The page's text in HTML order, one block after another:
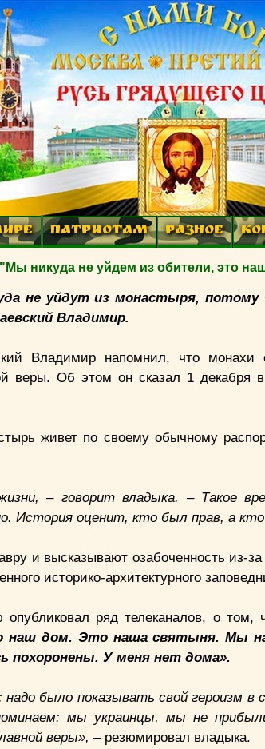
ПАТРИОТАМ РАЗНОЕ
никуда не уйдем из обители, это
не уйдут из монастыря,
Владимир.
Владимир напомнил, что монахи
веры. Об этом он сказал 1 декабря
живет по своему обычному
– говорит владыка. – Такое
История оценит, кто был прав, а кто
и высказывают озабоченность из-
историко-архитектурного
ряд телеканалов, о том,
наш дом. Это наша святыня. Мы
похоронены. У меня нет дома».
было показывать свой героизм в
мы украинцы, мы не
веры»,– резюмировал владыка.